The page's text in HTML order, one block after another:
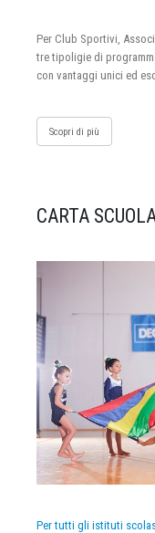
Per Club Sportivi,
tre tipoligie di
con vantaggi unici ed
Scopri di più
CARTA
Per tutti gli istituti